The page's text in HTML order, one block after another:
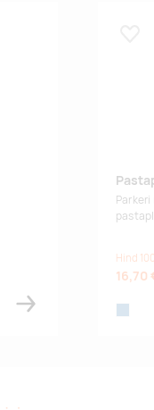
Hind
16,70